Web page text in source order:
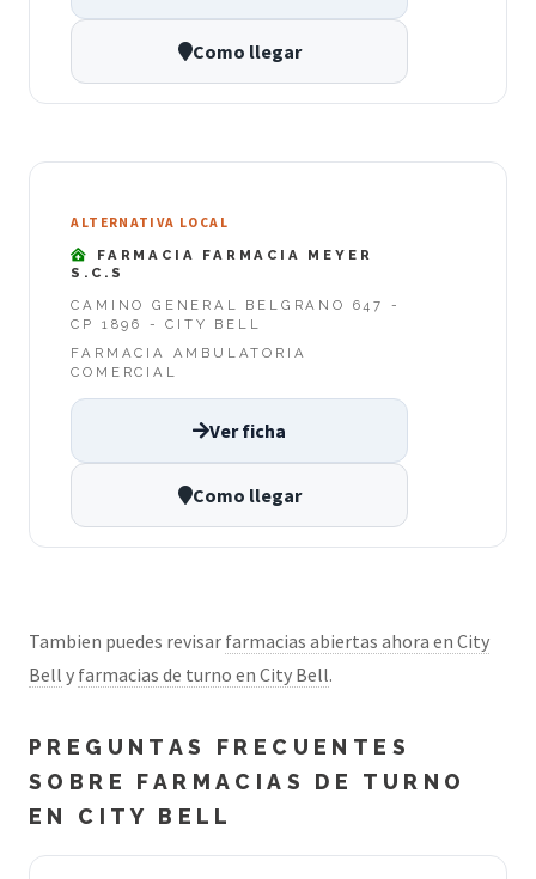
Como llegar
ALTERNATIVA LOCAL
FARMACIA FARMACIA MEYER
S.C.S
CAMINO GENERAL BELGRANO 647 -
CP 1896 - CITY BELL
FARMACIA AMBULATORIA
COMERCIAL
Ver ficha
Como llegar
Tambien puedes revisar farmacias abiertas ahora en City
Bell y farmacias de turno en City Bell.
PREGUNTAS FRECUENTES
SOBRE FARMACIAS DE TURNO
EN CITY BELL